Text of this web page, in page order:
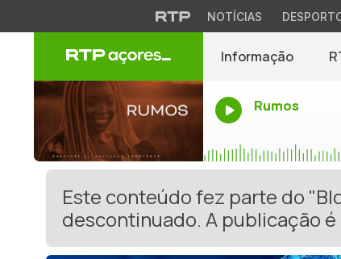
NOTÍCIAS
Informação
Rumos
Este conteúdo fez parte do
descontinuado. A publicação